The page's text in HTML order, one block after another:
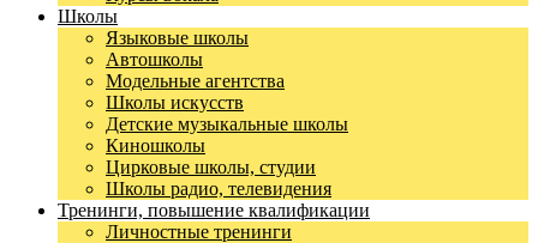
Школы
Языковые школы
Автошколы
Модельные агентства
Школы искусств
Детские музыкальные школы
Киношколы
Цирковые школы, студии
Школы радио, телевидения
Тренинги, повышение квалификации
Личностные тренинги